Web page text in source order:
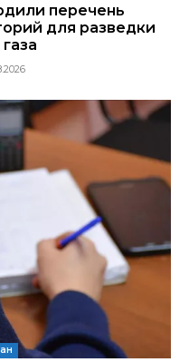
перечень
для разведки